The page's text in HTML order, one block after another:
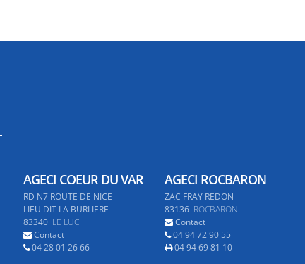
AGECI COEUR DU VAR
RD N7 ROUTE DE NICE
LIEU DIT LA BURLIERE
83340 LE LUC
Contact
04 28 01 26 66
AGECI ROCBARON
ZAC FRAY REDON
83136 ROCBARON
Contact
04 94 72 90 55
04 94 69 81 10